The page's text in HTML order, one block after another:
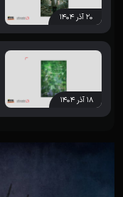
۲۰ آذر ۱۴۰۴
۱۸ آذر ۱۴۰۴